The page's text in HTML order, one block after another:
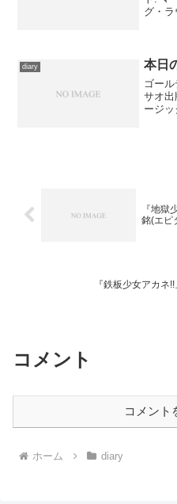
グ・
ニャ,
diary 本日
ゴー
サオ出
ージッ
『地
銘(エピ
『鉄板少女アカネ
コメント
コメント
ホーム diary